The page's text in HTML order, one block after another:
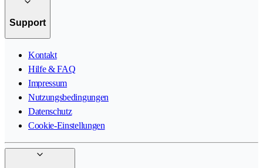
Support
Kontakt
Hilfe & FAQ
Impressum
Nutzungsbedingungen
Datenschutz
Cookie-Einstellungen